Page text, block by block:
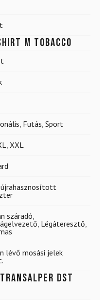
M Tobacco
, Futás, Sport
, XXL
újrahasznosított
száradó,
, Légáteresztő,
lévő mosási jelek
Transalper Dst